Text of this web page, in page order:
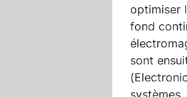
optimiser
fond
sont